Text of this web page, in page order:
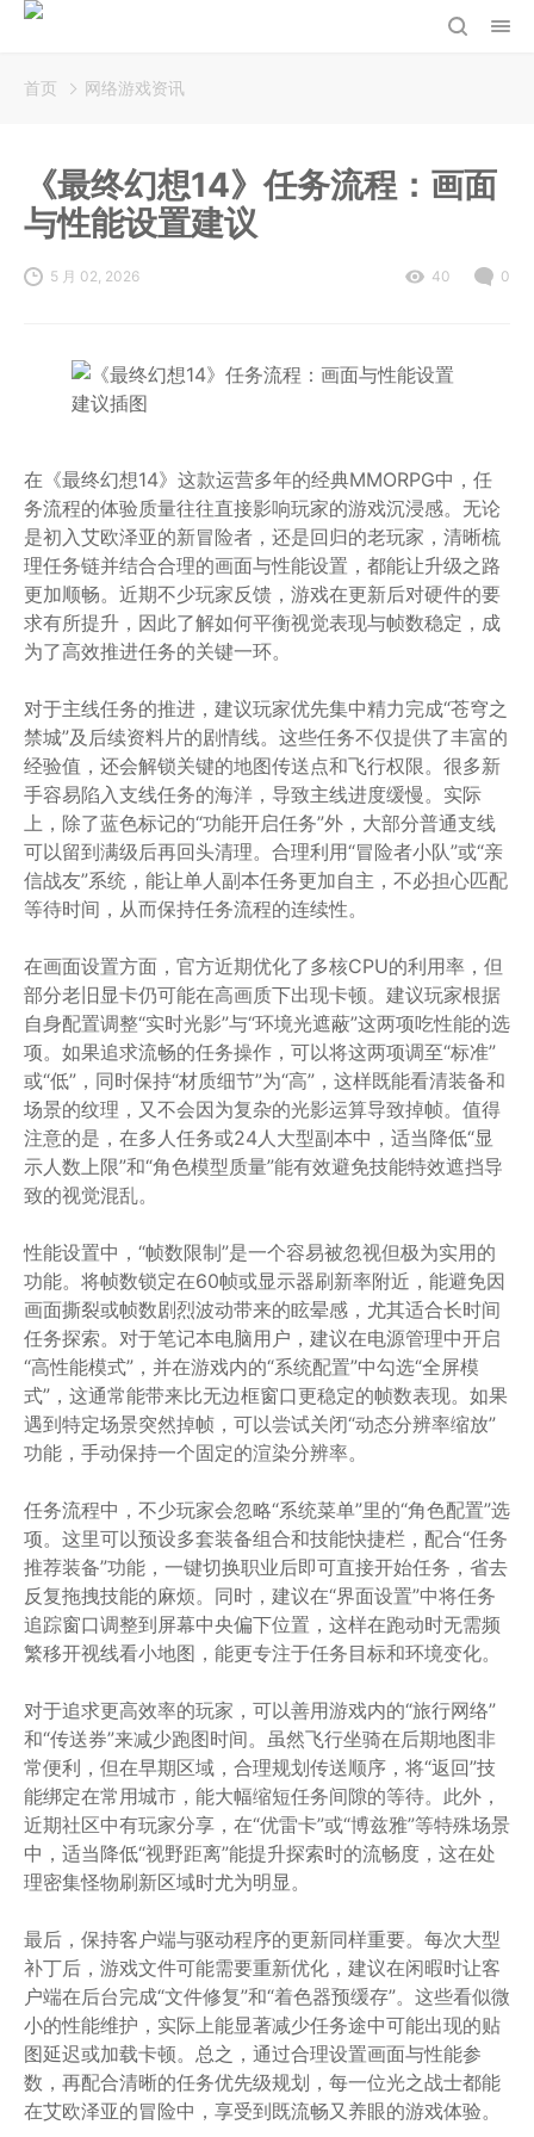
首页 网络游戏资讯
《最终幻想14》任务流程：画面
与性能设置建议
5 月 02, 2026 40 0
在《最终幻想14》这款运营多年的经典MMORPG中，任
务流程的体验质量往往直接影响玩家的游戏沉浸感。无论
是初入艾欧泽亚的新冒险者，还是回归的老玩家，清晰梳
理任务链并结合合理的画面与性能设置，都能让升级之路
更加顺畅。近期不少玩家反馈，游戏在更新后对硬件的要
求有所提升，因此了解如何平衡视觉表现与帧数稳定，成
为了高效推进任务的关键一环。
对于主线任务的推进，建议玩家优先集中精力完成“苍穹之
禁城”及后续资料片的剧情线。这些任务不仅提供了丰富的
经验值，还会解锁关键的地图传送点和飞行权限。很多新
手容易陷入支线任务的海洋，导致主线进度缓慢。实际
上，除了蓝色标记的“功能开启任务”外，大部分普通支线
可以留到满级后再回头清理。合理利用“冒险者小队”或“亲
信战友”系统，能让单人副本任务更加自主，不必担心匹配
等待时间，从而保持任务流程的连续性。
在画面设置方面，官方近期优化了多核CPU的利用率，但
部分老旧显卡仍可能在高画质下出现卡顿。建议玩家根据
自身配置调整“实时光影”与“环境光遮蔽”这两项吃性能的选
项。如果追求流畅的任务操作，可以将这两项调至“标准”
或“低”，同时保持“材质细节”为“高”，这样既能看清装备和
场景的纹理，又不会因为复杂的光影运算导致掉帧。值得
注意的是，在多人任务或24人大型副本中，适当降低“显
示人数上限”和“角色模型质量”能有效避免技能特效遮挡导
致的视觉混乱。
性能设置中，“帧数限制”是一个容易被忽视但极为实用的
功能。将帧数锁定在60帧或显示器刷新率附近，能避免因
画面撕裂或帧数剧烈波动带来的眩晕感，尤其适合长时间
任务探索。对于笔记本电脑用户，建议在电源管理中开启
“高性能模式”，并在游戏内的“系统配置”中勾选“全屏模
式”，这通常能带来比无边框窗口更稳定的帧数表现。如果
遇到特定场景突然掉帧，可以尝试关闭“动态分辨率缩放”
功能，手动保持一个固定的渲染分辨率。
任务流程中，不少玩家会忽略“系统菜单”里的“角色配置”选
项。这里可以预设多套装备组合和技能快捷栏，配合“任务
推荐装备”功能，一键切换职业后即可直接开始任务，省去
反复拖拽技能的麻烦。同时，建议在“界面设置”中将任务
追踪窗口调整到屏幕中央偏下位置，这样在跑动时无需频
繁移开视线看小地图，能更专注于任务目标和环境变化。
对于追求更高效率的玩家，可以善用游戏内的“旅行网络”
和“传送券”来减少跑图时间。虽然飞行坐骑在后期地图非
常便利，但在早期区域，合理规划传送顺序，将“返回”技
能绑定在常用城市，能大幅缩短任务间隙的等待。此外，
近期社区中有玩家分享，在“优雷卡”或“博兹雅”等特殊场景
中，适当降低“视野距离”能提升探索时的流畅度，这在处
理密集怪物刷新区域时尤为明显。
最后，保持客户端与驱动程序的更新同样重要。每次大型
补丁后，游戏文件可能需要重新优化，建议在闲暇时让客
户端在后台完成“文件修复”和“着色器预缓存”。这些看似微
小的性能维护，实际上能显著减少任务途中可能出现的贴
图延迟或加载卡顿。总之，通过合理设置画面与性能参
数，再配合清晰的任务优先级规划，每一位光之战士都能
在艾欧泽亚的冒险中，享受到既流畅又养眼的游戏体验。